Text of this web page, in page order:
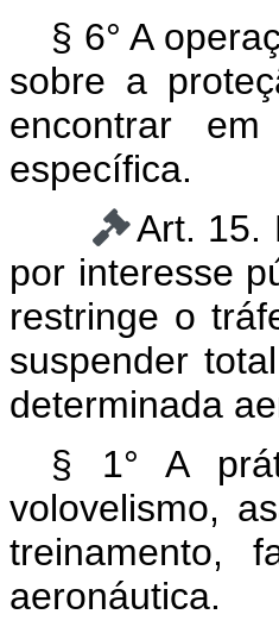
§ 6° A
sobre a
encontrar
específica.
Art. 15.
por interesse
restringe o
suspender
determinada
§ 1° A
volovelismo,
treinamento,
aeronáutica.